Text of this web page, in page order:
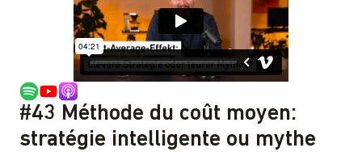
#43 Méthode du coût moyen:
stratégie intelligente ou mythe